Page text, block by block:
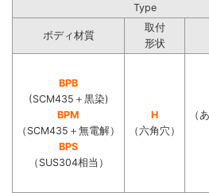
Type
ボディ材質
取付
形状
BPB
(SCM435＋黒染)
BPM
（SCM435＋無電解）
BPS
（SUS304相当）
H
（六角穴）
（